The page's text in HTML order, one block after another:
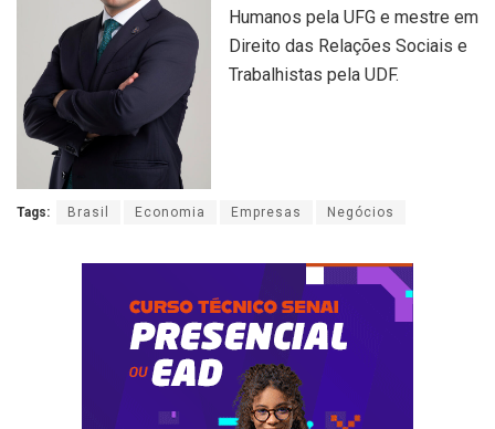
Humanos pela UFG e mestre em
Direito das Relações Sociais e
Trabalhistas pela UDF.
Tags: Brasil Economia Empresas Negócios